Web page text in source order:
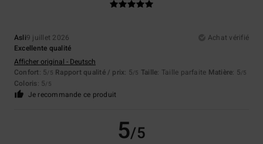
Asli9 juillet 2026
Achat vérifié
Excellente qualité
Afficher original - Deutsch
Confort: 5/5 Rapport qualité / prix: 5/5 Taille: Taille parfaite Matière: 5/5
Coloris: 5/5
Je recommande ce produit
5/5